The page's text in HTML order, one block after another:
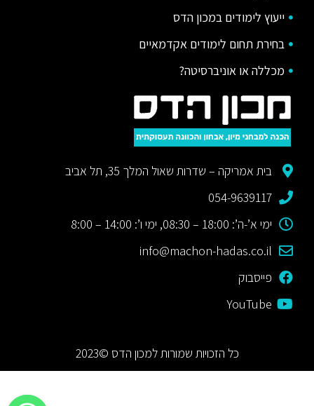
ייעוץ לימודים במכון הדס
בחירת תחום לימודים אקדמאיים
מכללה או אוניברסיטה?
בית אמריקה – שדרות שאול המלך 35, תל אביב
054-9639117
ימי א’-ה’: 18:00 – 08:30, ימי ו’: 14:00 – 8:00
info@machon-hadas.co.il
פייסבוק
YouTube
כל הזכויות שמורות למכון הדס ©2023